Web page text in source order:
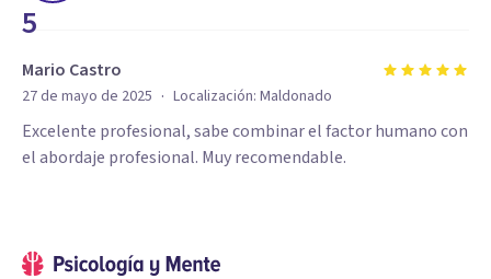
5
Mario Castro
27 de mayo de 2025 · Localización: Maldonado
Excelente profesional, sabe combinar el factor humano con
el abordaje profesional. Muy recomendable.